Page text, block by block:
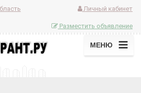
Личный кабинет
Разместить объявление
МЕНЮ